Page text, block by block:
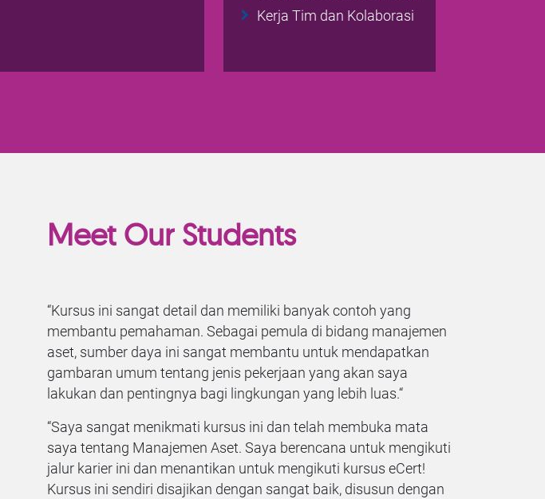
Kerja Tim dan Kolaborasi
Meet Our Students
“Kursus ini sangat detail dan memiliki banyak contoh yang
membantu pemahaman. Sebagai pemula di bidang manajemen
aset, sumber daya ini sangat membantu untuk mendapatkan
gambaran umum tentang jenis pekerjaan yang akan saya
lakukan dan pentingnya bagi lingkungan yang lebih luas.“
“Saya sangat menikmati kursus ini dan telah membuka mata
saya tentang Manajemen Aset. Saya berencana untuk mengikuti
jalur karier ini dan menantikan untuk mengikuti kursus eCert!
Kursus ini sendiri disajikan dengan sangat baik, disusun dengan